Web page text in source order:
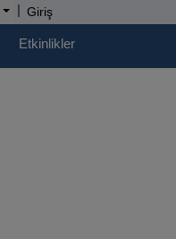
| Giriş
Etkinlikler